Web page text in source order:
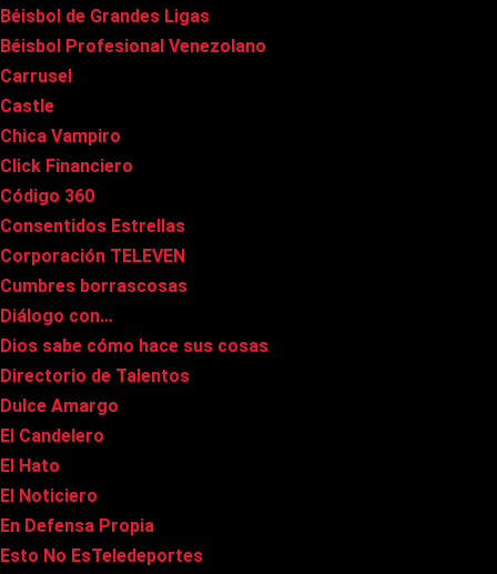
Béisbol de Grandes Ligas
Béisbol Profesional Venezolano
Carrusel
Castle
Chica Vampiro
Click Financiero
Código 360
Consentidos Estrellas
Corporación TELEVEN
Cumbres borrascosas
Diálogo con…
Dios sabe cómo hace sus cosas
Directorio de Talentos
Dulce Amargo
El Candelero
El Hato
El Noticiero
En Defensa Propia
Esto No EsTeledeportes